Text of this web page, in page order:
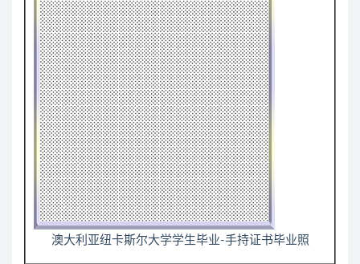
澳大利亚纽卡斯尔大学学生毕业-手持证书毕业照